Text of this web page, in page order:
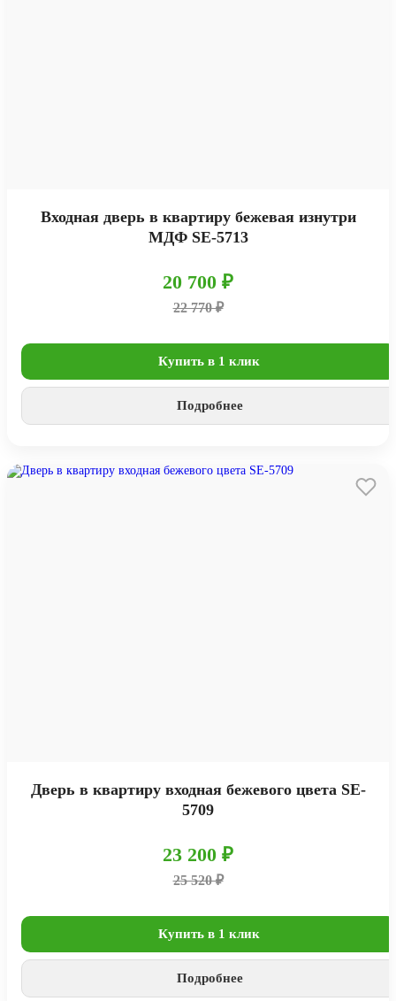
Входная дверь в квартиру бежевая изнутри
МДФ SE-5713
20 700 ₽
22 770 ₽
Купить в 1 клик
Подробнее
Дверь в квартиру входная бежевого цвета SE-
5709
23 200 ₽
25 520 ₽
Купить в 1 клик
Подробнее